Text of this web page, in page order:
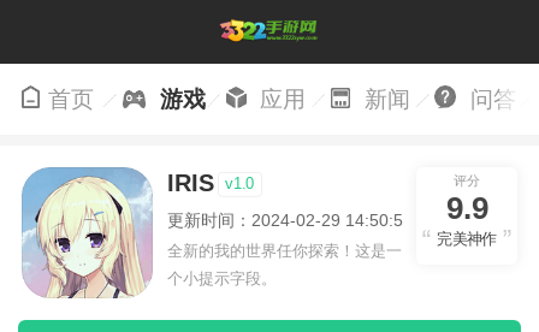
首页 游戏 应用 新闻 问答
IRIS v1.0
更新时间：2024-02-29 14:50:51
全新的我的世界任你探索！这是一
个小提示字段。
评分
9.9
完美神作